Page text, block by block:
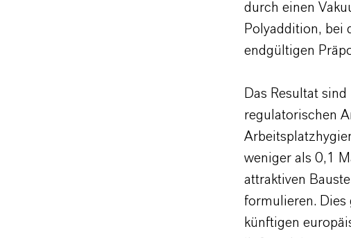
durch einen
Polyaddition, bei
endgültigen
Das Resultat
regulatorischen
weniger als 0,1
attraktiven
formulieren. Dies
künftigen